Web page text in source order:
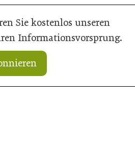
Sie kostenlos unseren
Informationsvorsprung.